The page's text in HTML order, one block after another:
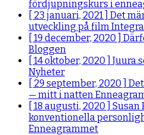
fördjupningskurs i
[ 23 januari, 2021 ] Det
utveckling på film
[ 19 december, 2020 ]
Bloggen
[ 14 oktober, 2020 ]
Nyheter
[ 29 september, 2020 ]
— mitt i natten
[ 18 augusti, 2020 ] Susan
konventionella
Enneagrammet